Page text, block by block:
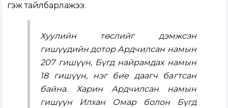
гэж тайлбарлажээ.
Хуулийн төслийг дэмжсэн
гишүүдийн дотор Ардчилсан намын
207 гишүүн, Бүгд найрамдах намын
18 гишүүн, нэг бие даагч багтсан
байна. Харин Ардчилсан намын
гишүүн Илхан Омар болон Бүгд